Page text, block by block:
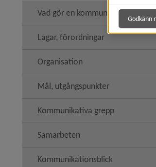
Vad gör en kommunikatör?
Lagar, förordningar
Organisation
Mål, utgångspunkter
Kommunikativa grepp
Samarbeten
Kommunikationsblick
Godkänn